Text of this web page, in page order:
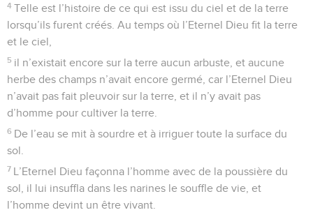
4 Telle est l’histoire de ce qui est issu du ciel et de la terre
lorsqu’ils furent créés. Au temps où l’Eternel Dieu fit la terre
et le ciel,
5 il n’existait encore sur la terre aucun arbuste, et aucune
herbe des champs n’avait encore germé, car l’Eternel Dieu
n’avait pas fait pleuvoir sur la terre, et il n’y avait pas
d’homme pour cultiver la terre.
6 De l’eau se mit à sourdre et à irriguer toute la surface du
sol.
7 L’Eternel Dieu façonna l’homme avec de la poussière du
sol, il lui insuffla dans les narines le souffle de vie, et
l’homme devint un être vivant.